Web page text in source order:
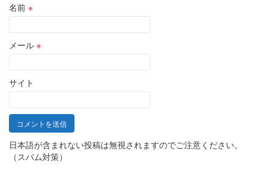
名前 ※
メール ※
サイト
日本語が含まれない投稿は無視されますのでご注意ください。
（スパム対策）